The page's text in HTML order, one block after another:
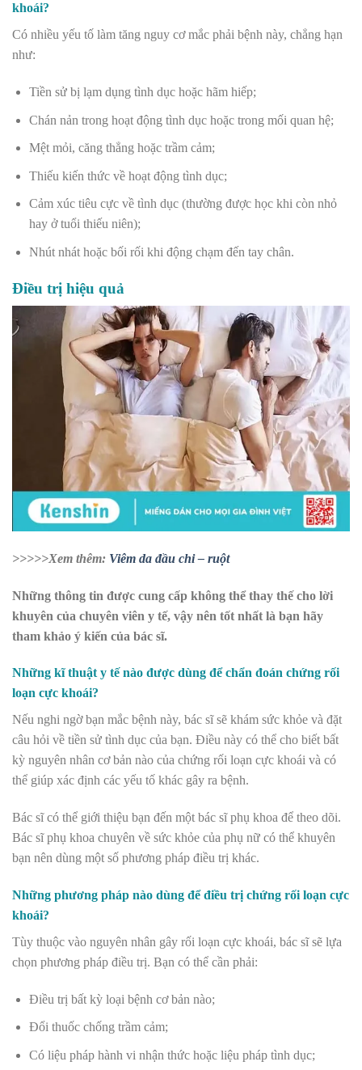
khoái?
Có nhiều yếu tố làm tăng nguy cơ mắc phải bệnh này, chẳng hạn
như:
Tiền sử bị lạm dụng tình dục hoặc hãm hiếp;
Chán nản trong hoạt động tình dục hoặc trong mối quan hệ;
Mệt mỏi, căng thẳng hoặc trầm cảm;
Thiếu kiến thức về hoạt động tình dục;
Cảm xúc tiêu cực về tình dục (thường được học khi còn nhỏ
hay ở tuổi thiếu niên);
Nhút nhát hoặc bối rối khi động chạm đến tay chân.
Điều trị hiệu quả
>>>>>Xem thêm: Viêm da đầu chi – ruột
Những thông tin được cung cấp không thể thay thế cho lời
khuyên của chuyên viên y tế, vậy nên tốt nhất là bạn hãy
tham khảo ý kiến của bác sĩ.
Những kĩ thuật y tế nào được dùng để chẩn đoán chứng rối
loạn cực khoái?
Nếu nghi ngờ bạn mắc bệnh này, bác sĩ sẽ khám sức khỏe và đặt
câu hỏi về tiền sử tình dục của bạn. Điều này có thể cho biết bất
kỳ nguyên nhân cơ bản nào của chứng rối loạn cực khoái và có
thể giúp xác định các yếu tố khác gây ra bệnh.
Bác sĩ có thể giới thiệu bạn đến một bác sĩ phụ khoa để theo dõi.
Bác sĩ phụ khoa chuyên về sức khỏe của phụ nữ có thể khuyên
bạn nên dùng một số phương pháp điều trị khác.
Những phương pháp nào dùng để điều trị chứng rối loạn cực
khoái?
Tùy thuộc vào nguyên nhân gây rối loạn cực khoái, bác sĩ sẽ lựa
chọn phương pháp điều trị. Bạn có thể cần phải:
Điều trị bất kỳ loại bệnh cơ bản nào;
Đổi thuốc chống trầm cảm;
Có liệu pháp hành vi nhận thức hoặc liệu pháp tình dục;